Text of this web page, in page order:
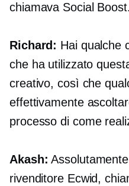
chiamava Social Boost.
Richard: Hai qualche
che ha utilizzato
creativo, così che
effettivamente
processo di come
Akash:
rivenditore Ecwid,